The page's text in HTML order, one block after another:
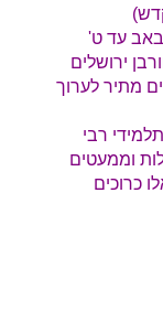
עד ט'
ירושלים
מתיר לערוך
רבי
וממעטים
כרוכים